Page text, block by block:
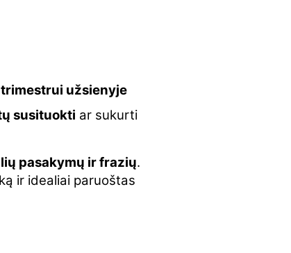
trimestrui užsienyje
susituokti ar sukurti
pasakymų ir frazių.
ir idealiai paruoštas